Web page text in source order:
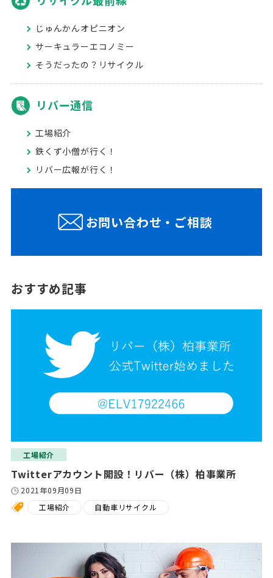
じゅんかんオピニオン
サーキュラーエコノミー
そうだったの？リサイクル
リバー通信
工場紹介
鉄くず小僧が行く！
リバー広報が行く！
お問い合わせ・ご相談
おすすめ記事
工場紹介
Twitterアカウント開設！リバー（株）柏事業所
2021年09月09日
工場紹介
自動車リサイクル